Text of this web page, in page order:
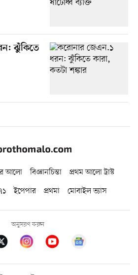
ঝুঁকিতে
আলো বিজ্ঞানচিন্তা
প্রথম আলো ট্রাস্ট
ইপেপার প্রথমা মোবাইল ভ্যাস
অনুসরণ করুন